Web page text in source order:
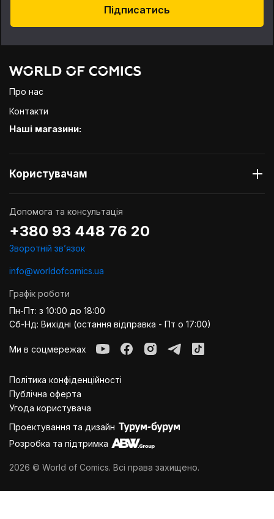
Підписатись
Про нас
Контакти
Наші магазини:
Користувачам
Допомога та консультація
+380 93 448 76 20
Зворотній звʼязок
info@worldofcomics.ua
Графік роботи
Пн-Пт: з 10:00 до 18:00
Сб-Нд: Вихідні (остання відправка - Пт о 17:00)
Ми в соцмережах
Політика конфіденційності
Публiчна оферта
Угода користувача
Проектування та дизайн
Розробка та підтримка
2026 © World of Comics. Всі права захищено.